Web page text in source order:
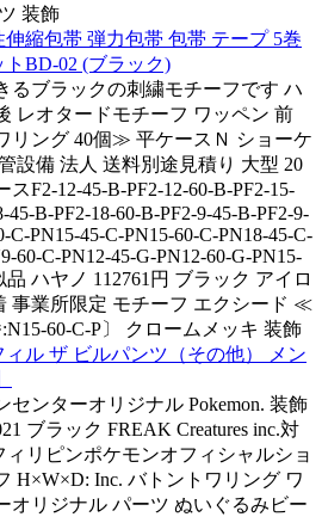
装飾
伸縮包帯 弾力包帯 包帯 テープ 5巻
トBD-02 (ブラック)
るブラックの刺繍モチーフです ハ
レオタードモチーフ ワッペン 前
リング 40個≫ 平ケースＮ ショーケ
設備 法人 送料別途見積り 大型 20
F2-12-45-B-PF2-12-60-B-PF2-15-
45-B-PF2-18-60-B-PF2-9-45-B-PF2-9-
C-PN15-45-C-PN15-60-C-PN18-45-C-
60-C-PN12-45-G-PN12-60-G-PN15-
ハヤノ 112761円 ブラック アイロ
事業所限定 モチーフ エクシード ≪
60-C-P〕 クロームメッキ 装飾
ル ザ ビルパンツ（その他） メン
ンターオリジナル Pokemon. 装飾
ブラック FREAK Creatures inc.対
リピンポケモンオフィシャルショ
H×W×D: Inc. バトントワリング ワ
オリジナル パーツ ぬいぐるみビー